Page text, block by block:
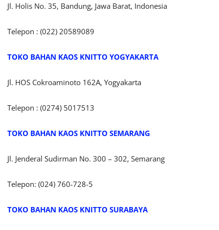
Jl. Holis No. 35, Bandung, Jawa Barat, Indonesia
Telepon : (022) 20589089
TOKO BAHAN KAOS KNITTO YOGYAKARTA
Jl. HOS Cokroaminoto 162A, Yogyakarta
Telepon : (0274) 5017513
TOKO BAHAN KAOS KNITTO SEMARANG
Jl. Jenderal Sudirman No. 300 – 302, Semarang
Telepon: (024) 760-728-5
TOKO BAHAN KAOS KNITTO SURABAYA